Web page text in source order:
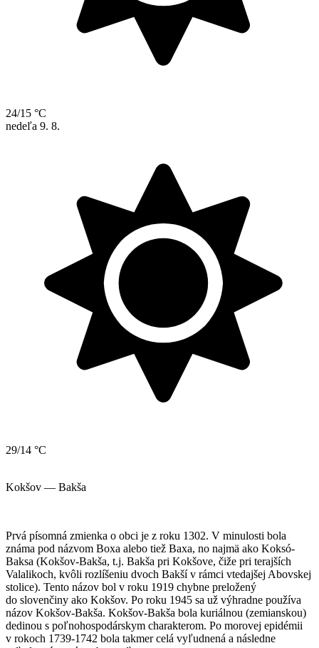
24/15 °C
nedeľa 9. 8.
29/14 °C
Kokšov — Bakša
Prvá písomná zmienka o obci je z roku 1302. V minulosti bola
známa pod názvom Boxa alebo tiež Baxa, no najmä ako Koksó-
Baksa (Kokšov-Bakša, t.j. Bakša pri Kokšove, čiže pri terajších
Valalikoch, kvôli rozlíšeniu dvoch Bakší v rámci vtedajšej Abovskej
stolice). Tento názov bol v roku 1919 chybne preložený
do slovenčiny ako Kokšov. Po roku 1945 sa už výhradne používa
názov Kokšov-Bakša. Kokšov-Bakša bola kuriálnou (zemianskou)
dedinou s poľnohospodárskym charakterom. Po morovej epidémii
v rokoch 1739-1742 bola takmer celá vyľudnená a následne